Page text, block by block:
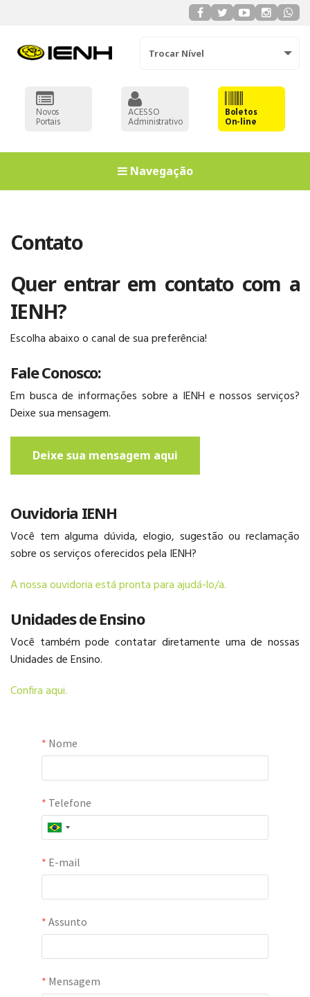
Trocar Nível
Novos
Portais
ACESSO
Administrativo
Boletos
On-line
Navegação
EDUCAÇÃO
INFANTIL
ENSINO
FUNDAMENTAL
ENSINO MÉDIO
EDUCAÇÃO
BILÍNGUE
AGENDAR VISITA
Contato
Quer entrar em contato com a
IENH?
Escolha abaixo o canal de sua preferência!
Fale Conosco:
Em busca de informações sobre a IENH e nossos serviços?
Deixe sua mensagem.
Deixe sua mensagem aqui
Ouvidoria IENH
Você tem alguma dúvida, elogio, sugestão ou reclamação
sobre os serviços oferecidos pela IENH?
A nossa ouvidoria está pronta para ajudá-lo/a.
Unidades de Ensino
Você também pode contatar diretamente uma de nossas
Unidades de Ensino.
Confira aqui.